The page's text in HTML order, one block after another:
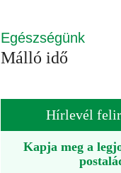
Egészségünk
Málló idő
Hírlevél
Kapja meg a